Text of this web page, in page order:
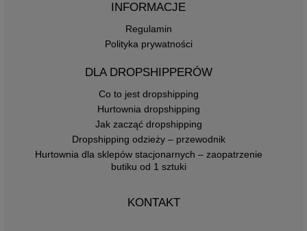
INFORMACJE
Regulamin
Polityka prywatności
DLA DROPSHIPPERÓW
Co to jest dropshipping
Hurtownia dropshipping
Jak zacząć dropshipping
Dropshipping odzieży – przewodnik
Hurtownia dla sklepów stacjonarnych – zaopatrzenie
butiku od 1 sztuki
KONTAKT